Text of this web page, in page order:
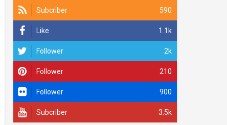
590
Subcriber
1.1k
Like
2k
Follower
210
Follower
900
Follower
3.5k
Subcriber